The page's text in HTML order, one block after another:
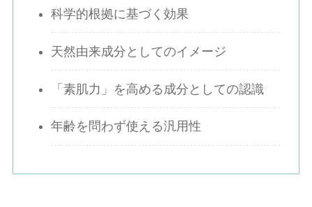
科学的根拠に基づく効果
天然由来成分としてのイメージ
「素肌力」を高める成分としての認識
年齢を問わず使える汎用性